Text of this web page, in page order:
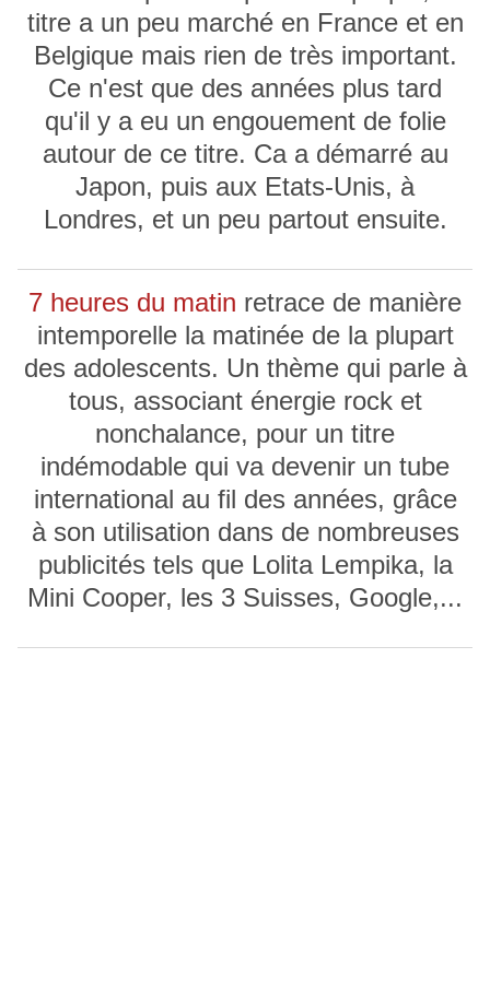
titre a un peu marché en France et en
Belgique mais rien de très important.
Ce n'est que des années plus tard
qu'il y a eu un engouement de folie
autour de ce titre. Ca a démarré au
Japon, puis aux Etats-Unis, à
Londres, et un peu partout ensuite.
7 heures du matin retrace de manière
intemporelle la matinée de la plupart
des adolescents. Un thème qui parle à
tous, associant énergie rock et
nonchalance, pour un titre
indémodable qui va devenir un tube
international au fil des années, grâce
à son utilisation dans de nombreuses
publicités tels que Lolita Lempika, la
Mini Cooper, les 3 Suisses, Google,...